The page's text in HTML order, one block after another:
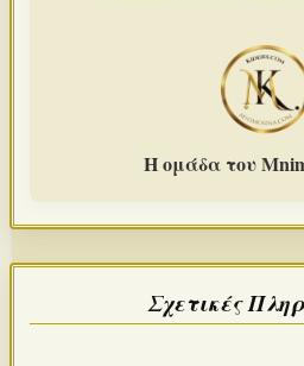
Η ομάδα του
Σχετικές